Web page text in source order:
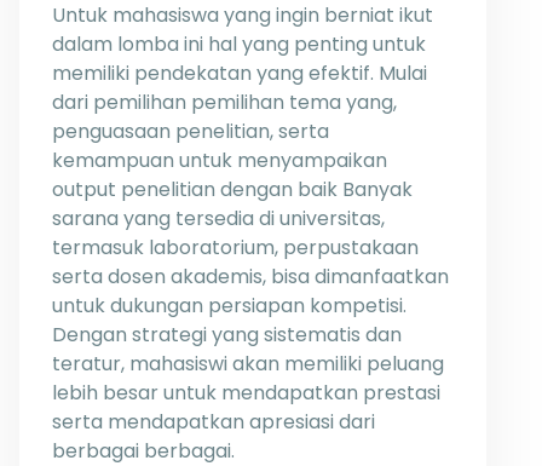
Untuk mahasiswa yang ingin berniat ikut
dalam lomba ini hal yang penting untuk
memiliki pendekatan yang efektif. Mulai
dari pemilihan pemilihan tema yang,
penguasaan penelitian, serta
kemampuan untuk menyampaikan
output penelitian dengan baik Banyak
sarana yang tersedia di universitas,
termasuk laboratorium, perpustakaan
serta dosen akademis, bisa dimanfaatkan
untuk dukungan persiapan kompetisi.
Dengan strategi yang sistematis dan
teratur, mahasiswi akan memiliki peluang
lebih besar untuk mendapatkan prestasi
serta mendapatkan apresiasi dari
berbagai berbagai.